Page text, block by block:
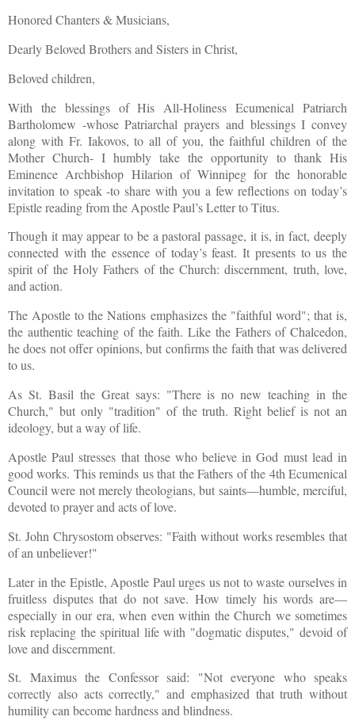
Honored Chanters & Musicians,
Dearly Beloved Brothers and Sisters in Christ,
Beloved children,
With the blessings of His All-Holiness Ecumenical Patriarch
Bartholomew -whose Patriarchal prayers and blessings I convey
along with Fr. Iakovos, to all of you, the faithful children of the
Mother Church- I humbly take the opportunity to thank His
Eminence Archbishop Hilarion of Winnipeg for the honorable
invitation to speak -to share with you a few reflections on today’s
Epistle reading from the Apostle Paul’s Letter to Titus.
Though it may appear to be a pastoral passage, it is, in fact, deeply
connected with the essence of today’s feast. It presents to us the
spirit of the Holy Fathers of the Church: discernment, truth, love,
and action.
The Apostle to the Nations emphasizes the "faithful word"; that is,
the authentic teaching of the faith. Like the Fathers of Chalcedon,
he does not offer opinions, but confirms the faith that was delivered
to us.
As St. Basil the Great says: "There is no new teaching in the
Church," but only "tradition" of the truth. Right belief is not an
ideology, but a way of life.
Apostle Paul stresses that those who believe in God must lead in
good works. This reminds us that the Fathers of the 4th Ecumenical
Council were not merely theologians, but saints—humble, merciful,
devoted to prayer and acts oflove.
St. John Chrysostom observes: "Faith without works resembles that
of an unbeliever!"
Later in the Epistle, Apostle Paul urges us not to waste ourselves in
fruitless disputes that do not save. How timely his words are—
especially in our era, when even within the Church we sometimes
risk replacing the spiritual life with "dogmatic disputes," devoid of
love and discernment.
St. Maximus the Confessor said: "Not everyone who speaks
correctly also acts correctly," and emphasized that truth without
humility can become hardness and blindness.